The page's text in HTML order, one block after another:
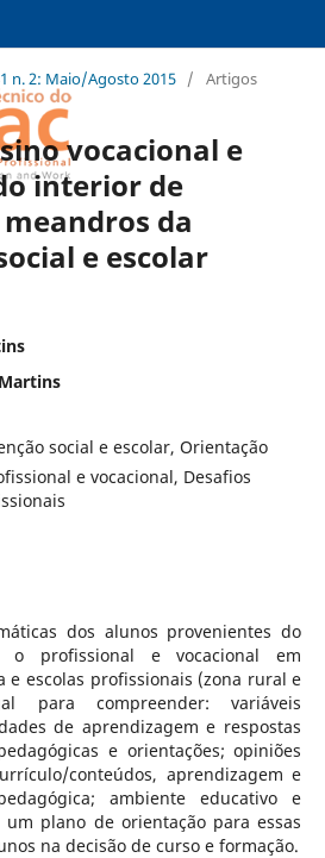
n. 2: Maio/Agosto 2015 / Artigos
vocacional e
interior de
da
e escolar
social e escolar, Orientação
e vocacional, Desafios
dos alunos provenientes do
o profissional e vocacional em
e escolas profissionais (zona rural e
para compreender: variáveis
de aprendizagem e respostas
e orientações; opiniões
conteúdos, aprendizagem e
ambiente educativo e
um plano de orientação para essas
na decisão de curso e formação.